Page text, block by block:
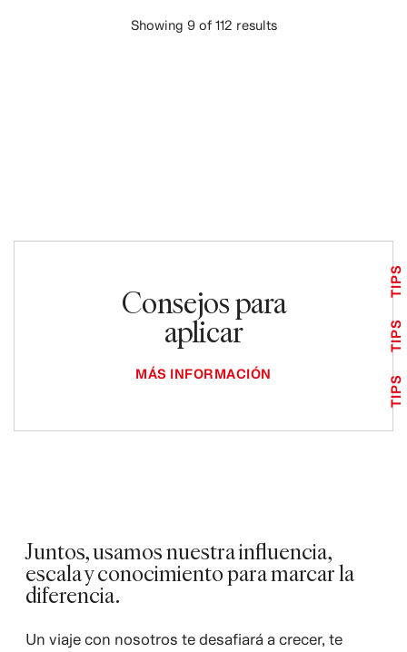
Showing 9 of 112 results
Consejos para
aplicar
MÁS INFORMACIÓN
TIPS
TIPS
TIPS
Juntos, usamos nuestra influencia,
escala y conocimiento para marcar la
diferencia.
Un viaje con nosotros te desafiará a crecer, te